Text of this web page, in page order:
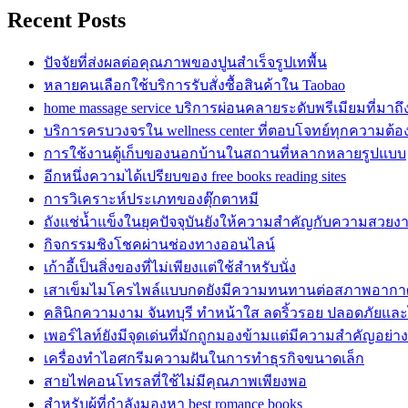
Recent Posts
ปัจจัยที่ส่งผลต่อคุณภาพของปูนสำเร็จรูปเทพื้น
หลายคนเลือกใช้บริการรับสั่งซื้อสินค้าใน Taobao
home massage service บริการผ่อนคลายระดับพรีเมียมที่มา
บริการครบวงจรใน wellness center ที่ตอบโจทย์ทุกความต้อ
การใช้งานตู้เก็บของนอกบ้านในสถานที่หลากหลายรูปแบบ
อีกหนึ่งความได้เปรียบของ free books reading sites
การวิเคราะห์ประเภทของตุ๊กตาหมี
ถังแช่น้ำแข็งในยุคปัจจุบันยังให้ความสำคัญกับความสวยง
กิจกรรมชิงโชคผ่านช่องทางออนไลน์
เก้าอี้เป็นสิ่งของที่ไม่เพียงแต่ใช้สำหรับนั่ง
เสาเข็มไมโครไพล์แบบกดยังมีความทนทานต่อสภาพอาก
คลินิกความงาม จันทบุรี ทำหน้าใส ลดริ้วรอย ปลอดภัยแล
เพอร์ไลท์ยังมีจุดเด่นที่มักถูกมองข้ามแต่มีความสำคัญอย่าง
เครื่องทำไอศกรีมความฝันในการทำธุรกิจขนาดเล็ก
สายไฟคอนโทรลที่ใช้ไม่มีคุณภาพเพียงพอ
สำหรับผู้ที่กำลังมองหา best romance books